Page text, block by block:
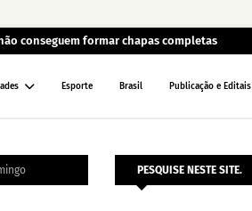
conseguem formar chapas completas
Esporte Brasil Publicação e Editais
PESQUISE NESTE SITE.